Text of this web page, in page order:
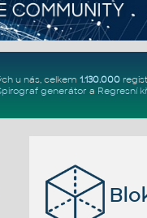
u nás, celkem 1.130.000
generátor a Regresní